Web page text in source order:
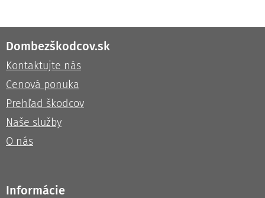
Dombezškodcov.sk
Kontaktujte nás
Cenová ponuka
Prehľad škodcov
Naše služby
O nás
Informácie